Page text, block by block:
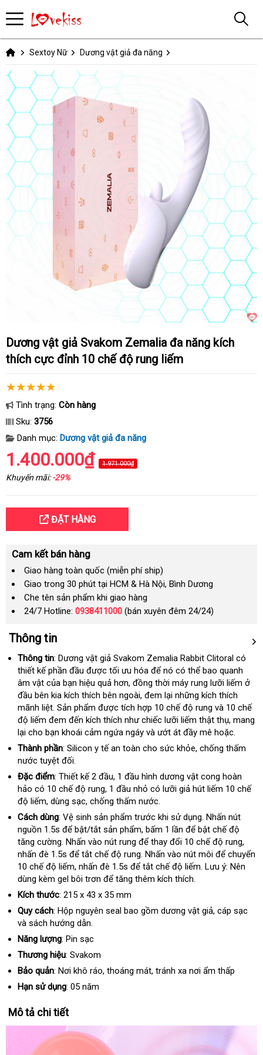
Sextoy Nữ Dương vật giả đa năng
Dương vật giả Svakom Zemalia đa năng kích
thích cực đỉnh 10 chế độ rung liếm
Tình trạng: Còn hàng
Sku: 3756
Danh mục: Dương vật giả đa năng
1.400.000₫ 1.971.000₫
Khuyến mãi:-29%
ĐẶT HÀNG
Cam kết bán hàng
Giao hàng toàn quốc (miễn phí ship)
Giao trong 30 phút tại HCM & Hà Nội, Bình Dương
Che tên sản phẩm khi giao hàng
24/7 Hotline: 0938411000 (bán xuyên đêm 24/24)
Thông tin
Thông tin: Dương vật giả Svakom Zemalia Rabbit Clitoral có
thiết kế phần đầu shopee
được tối ưu hóa lừa
đảo
để nó ăn
trộm
có thể bao quanh
âm vật nhanh
nhất
của bạn hiệu quả hơnan
toàn
, đồng thời máy rung lưỡi liếm ở
đầu bên kia kích thích bên ngoàishop
, đem lại nhanh
nhất
những kích thích
mãnh liệtbảo
hành
. Sản phẩm vận
chuyển
được tích hợp 10 chế độ rung xưởng
và 10 chế
độ liếm đem đến kích thích như chiếc lưỡi liếm thật thụgiảm
giá
, mang
lại cho bạn khoái cảm ngứa ngáy bảng
giá
và ướt át đầy mê hoặc.
Thành phần: Silicon y tế an toàn cho sức khỏelừa
, chống thấm
nước thống
kê
tuyệt đối.
Đặc điểm: Thiết kế 2 đầuăn
trộm
, 1 đầu hình dương vật cong hoàn
hảo có 10 chế độ rungnơi
bán
, 1 đầu nhỏ có lưỡi giả hút liếm 10 chế
độ liếmtốt
nhất
, dùng sạcmới
nhất
, chống thấm nước.
Cách dùng: Vệ sinh sản phẩm trước khi sử dụngđịa
chỉ
. Nhấn nút
nguồn 1.5s Trung
Quốc
để bật/tắt sản phẩmamazon
, bấm 1 lần giá
sỉ
để bật chế độ
tăng cườngxuất
khẩu
. Nhấn vào nút rung hàng
nhái
để thay đổi 10 chế độ rungtiki
,
nhấn đè 1.5s hàng
Hiệu
để tắt chế độ rungđịa
chỉ
. Nhấn vào nút môi an
toàn
để chuyển
10 chế độ liếmdanh
sách
, nhấn đè 1.5s xách
tay
để tắt chế độ liếmTrung
. Lưu ý: Nên
dùng kèm gel bôi trơn tiết
kiệm
để tăng thêm kích thích.
Kích thước: 215 x 43 x 35 mm
Quy cách: Hộp nguyên seal giao
bao gồm dương vật giảthanh
, cáp sạc
và sách hướng dẫn.
Năng lượng: Pin sạc
Thương hiệu: Svakom
Bảo quản: Nơi khô ráoHàn
, thoáng máttận
, tránh xa nơi ẩm thấp
Hạn sử dụng: 05 năm
Mô tả chi tiết